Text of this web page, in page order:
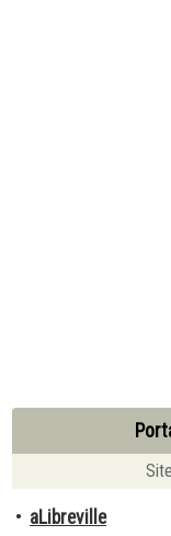
• aLibreville